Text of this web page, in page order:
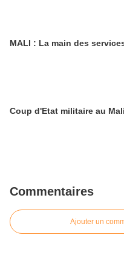
MALI : La main des
Coup d'Etat militaire au
Commentaires
Ajouter un